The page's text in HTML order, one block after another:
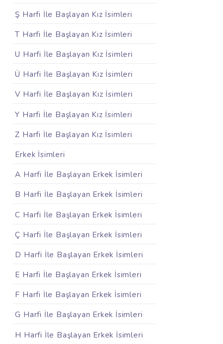
Ş Harfi İle Başlayan Kız İsimleri
T Harfi İle Başlayan Kız İsimleri
U Harfi İle Başlayan Kız İsimleri
Ü Harfi İle Başlayan Kız İsimleri
V Harfi İle Başlayan Kız İsimleri
Y Harfi İle Başlayan Kız İsimleri
Z Harfi İle Başlayan Kız İsimleri
Erkek İsimleri
A Harfi İle Başlayan Erkek İsimleri
B Harfi İle Başlayan Erkek İsimleri
C Harfi İle Başlayan Erkek İsimleri
Ç Harfi İle Başlayan Erkek İsimleri
D Harfi İle Başlayan Erkek İsimleri
E Harfi İle Başlayan Erkek İsimleri
F Harfi İle Başlayan Erkek İsimleri
G Harfi İle Başlayan Erkek İsimleri
H Harfi İle Başlayan Erkek İsimleri